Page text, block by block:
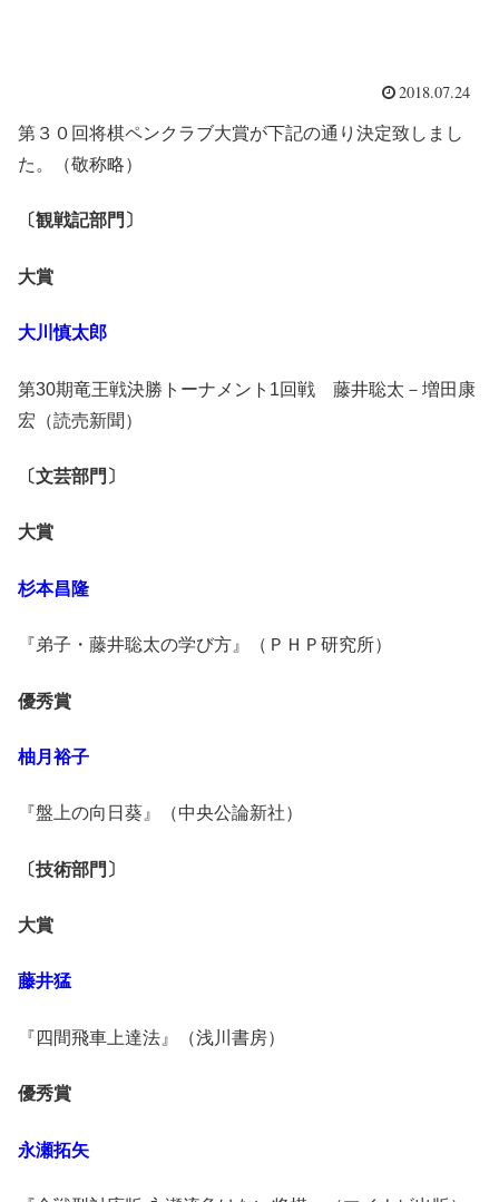
2018.07.24
第３０回将棋ペンクラブ大賞が下記の通り決定致しまし
た。（敬称略）
〔観戦記部門〕
大賞
大川慎太郎
第30期竜王戦決勝トーナメント1回戦 藤井聡太－増田康
宏（読売新聞）
〔文芸部門〕
大賞
杉本昌隆
『弟子・藤井聡太の学び方』（ＰＨＰ研究所）
優秀賞
柚月裕子
『盤上の向日葵』（中央公論新社）
〔技術部門〕
大賞
藤井猛
『四間飛車上達法』（浅川書房）
優秀賞
永瀬拓矢